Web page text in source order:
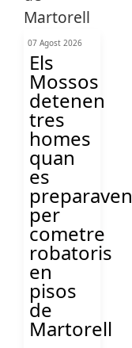
07 Agost 2026
Els
Mossos
detenen
tres
homes
quan
es
preparaven
per
cometre
robatoris
en
pisos
de
Martorell